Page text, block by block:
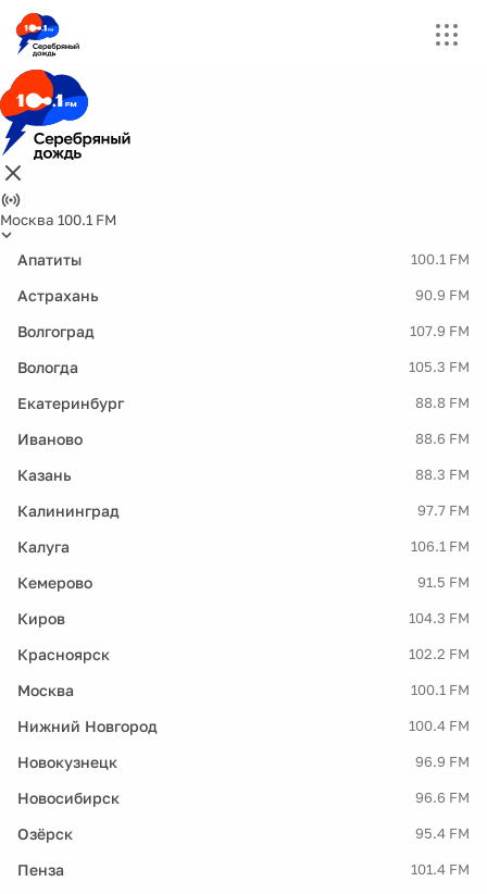
Москва 100.1 FM
Апатиты 100.1 FM
Астрахань 90.9 FM
Волгоград 107.9 FM
Вологда 105.3 FM
Екатеринбург 88.8 FM
Иваново 88.6 FM
Казань 88.3 FM
Калининград 97.7 FM
Калуга 106.1 FM
Кемерово 91.5 FM
Киров 104.3 FM
Красноярск 102.2 FM
Москва 100.1 FM
Нижний Новгород 100.4 FM
Новокузнецк 96.9 FM
Новосибирск 96.6 FM
Озёрск 95.4 FM
Пенза 101.4 FM